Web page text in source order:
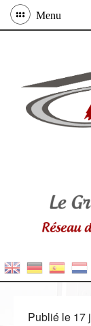
Menu
Publié le 17